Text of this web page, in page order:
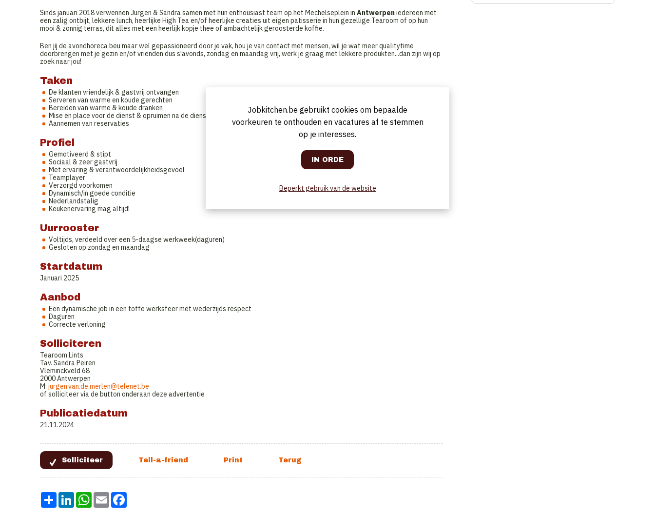
Sinds januari 2018 verwennen Jurgen & Sandra samen met hun enthousiast team op het Mechelseplein in Antwerpeniedereen met
een zalig ontbijt, lekkere lunch, heerlijke High Tea en/of heerlijke creaties uit eigen patisserie in hun gezellige Tearoom of op hun
mooi & zonnig terras, dit alles met een heerlijk kopje thee of ambachtelijk geroosterde koffie.
Ben jij de avondhoreca beu maar wel gepassioneerd door je vak, hou je van contact met mensen, wil je wat meer qualitytime
doorbrengen met je gezin en/of vrienden dus s'avonds, zondag en maandag vrij, werk je graag met lekkere produkten...dan zijn wij op
zoek naar jou!
Taken
De klanten vriendelijk & gastvrij ontvangen
Serveren van warme en koude gerechten
Bereiden van warme & koude dranken
Mise en place voor de dienst & opruimen na de dienst
Aannemen van reservaties
Profiel
Gemotiveerd & stipt
Sociaal & zeer gastvrij
Met ervaring & verantwoordelijkheidsgevoel
Teamplayer
Verzorgd voorkomen
Dynamisch/in goede conditie
Nederlandstalig
Keukenervaring mag altijd!
Uurrooster
Voltijds, verdeeld over een 5-daagse werkweek(daguren)
Gesloten op zondag en maandag
Startdatum
Januari 2025
Aanbod
Een dynamische job in een toffe werksfeer met wederzijds respect
Daguren
Correcte verloning
Solliciteren
Tearoom Lints
Tav. Sandra Peiren
Vleminckveld 68
2000 Antwerpen
M: jurgen.van.de.merlen@telenet.be
of solliciteer via de button onderaan deze advertentie
Publicatiedatum
21.11.2024
Share LinkedInWhatsApp
Email
Jobkitchen.be gebruikt cookies om bepaalde
voorkeuren te onthouden en vacatures af te stemmen
op je interesses.
Beperkt gebruik van de website